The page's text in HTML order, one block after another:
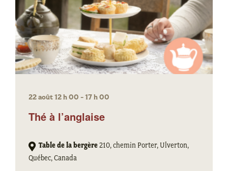
Thé à l’anglaise
22 août 12 h 00 -17 h 00
Table de la bergère210, chemin Porter, Ulverton,
Québec, Canada